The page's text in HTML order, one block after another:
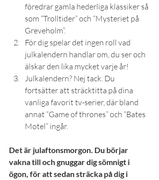
föredrar gamla hederliga klassiker så
som “Trolltider” och “Mysteriet på
Greveholm”.
För dig spelar det ingen roll vad
julkalendern handlar om, du ser och
älskar den lika mycket varje år!
Julkalendern? Nej tack. Du
fortsätter att sträcktitta på dina
vanliga favorit tv-serier, där bland
annat “Game of thrones” och “Bates
Motel” ingår.
Det är julaftonsmorgon. Du börjar
vakna till och gnuggar dig sömnigt i
ögon, för att sedan sträcka på dig i